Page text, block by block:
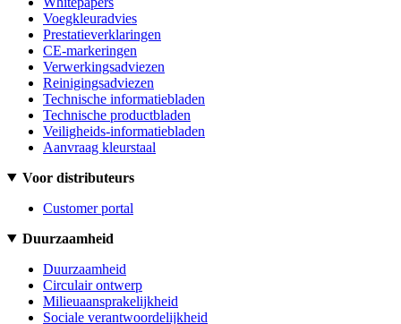
Voegkleuradvies
Prestatieverklaringen
CE-markeringen
Verwerkingsadviezen
Reinigingsadviezen
Technische informatiebladen
Technische productbladen
Veiligheids-informatiebladen
Aanvraag kleurstaal
Voor distributeurs
Customer portal
Duurzaamheid
Duurzaamheid
Circulair ontwerp
Milieuaansprakelijkheid
Sociale verantwoordelijkheid